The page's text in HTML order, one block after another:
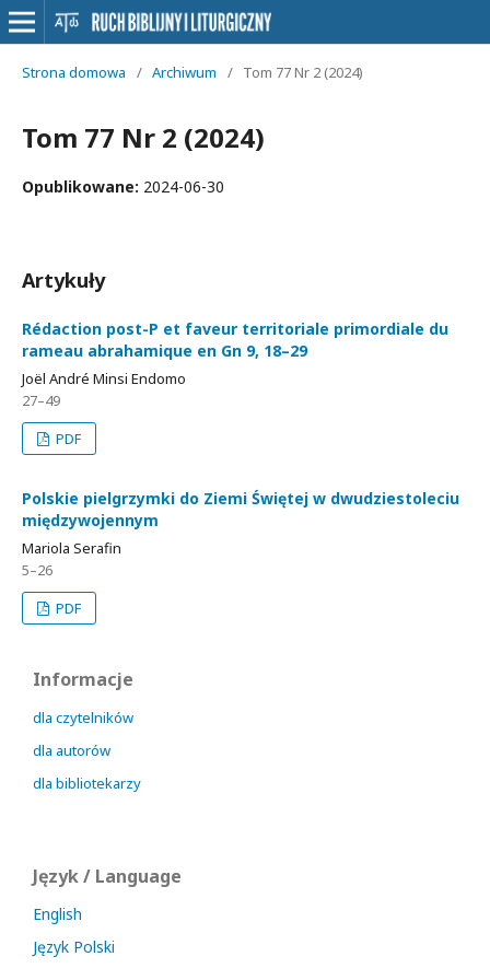
Strona domowa / Archiwum / Tom 77 Nr 2 (2024)
Tom 77 Nr 2 (2024)
Opublikowane: 2024-06-30
Artykuły
Rédaction post-P et faveur territoriale primordiale du
rameau abrahamique en Gn 9, 18–29
Joël André Minsi Endomo
27–49
PDF
Polskie pielgrzymki do Ziemi Świętej w dwudziestoleciu
międzywojennym
Mariola Serafin
5–26
PDF
Informacje
dla czytelników
dla autorów
dla bibliotekarzy
Język / Language
English
Język Polski